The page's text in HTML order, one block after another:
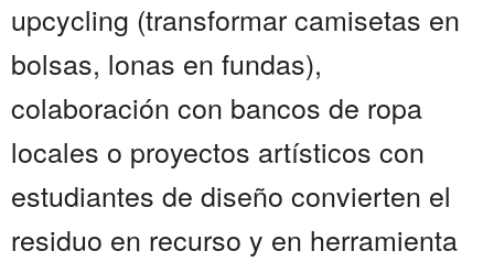
upcycling (transformar camisetas en
bolsas, lonas en fundas),
colaboración con bancos de ropa
locales o proyectos artísticos con
estudiantes de diseño convierten el
residuo en recurso y en herramienta